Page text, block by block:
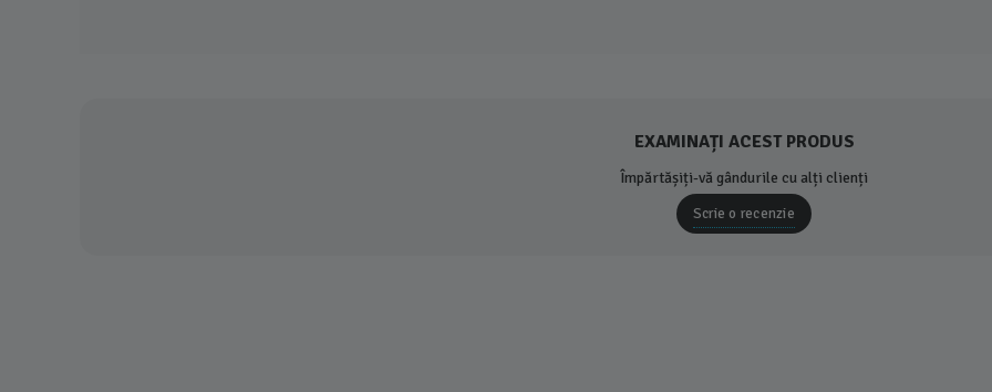
EXAMINAȚI ACEST PRODUS
Împărtășiți-vă gândurile cu alți clienți
Scrie o recenzie